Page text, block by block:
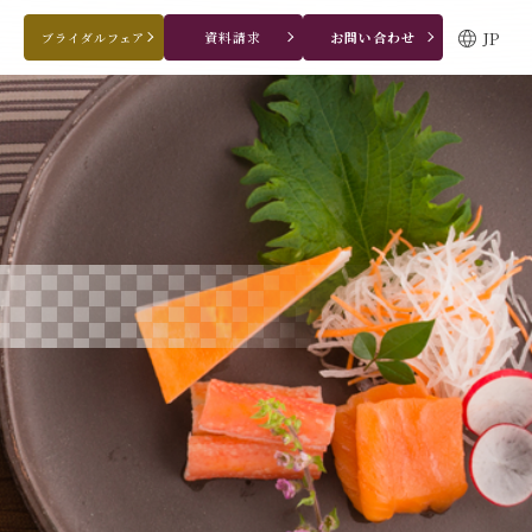
ブライダルフェア 資料請求 お問い合わせ
ブライダルフェア・見学ご希望のお客様
0120-166-088
12：00〜20：00 土日祝9：00〜20：00
ご成約済み・ご列席のお客様
その他のお問い合わせ
0258-66-3155
11:00～19:00（火、水曜定休）
WEBからのお問い合わせ
JP